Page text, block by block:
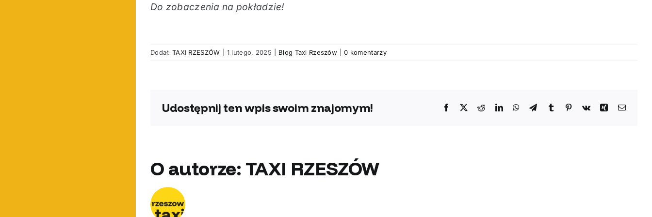
Do zobaczenia na pokładzie!
Dodał:TAXI RZESZÓW 1 lutego, 2025 Blog Taxi Rzeszów 0 komentarzy
Udostępnij ten wpis swoim znajomym! Facebook RedditLinkedInWhatsApp
TelegramTumblr Pinterest
Vk XingEmail
O autorze: TAXI RZESZÓW